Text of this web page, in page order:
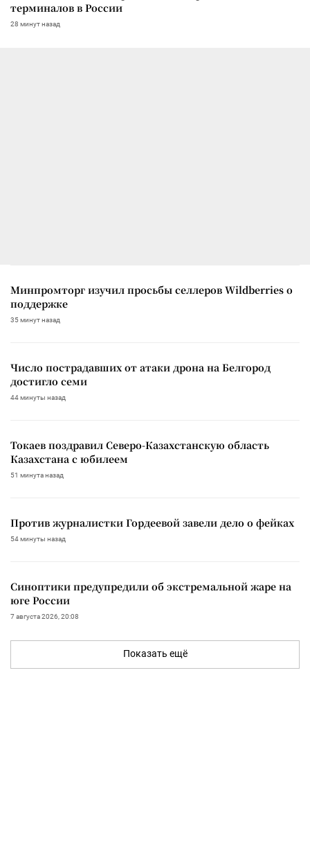
терминалов в России
28 минут назад
Минпромторг изучил просьбы селлеров Wildberries о
поддержке
35 минут назад
Число пострадавших от атаки дрона на Белгород
достигло семи
44 минуты назад
Токаев поздравил Северо-Казахстанскую область
Казахстана с юбилеем
51 минута назад
Против журналистки Гордеевой завели дело о фейках
54 минуты назад
Синоптики предупредили об экстремальной жаре на
юге России
7 августа 2026, 20:08
Показать ещё